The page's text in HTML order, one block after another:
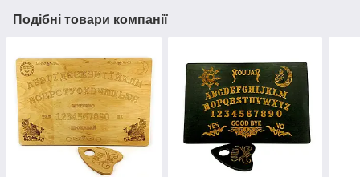
Подібні товари компанії